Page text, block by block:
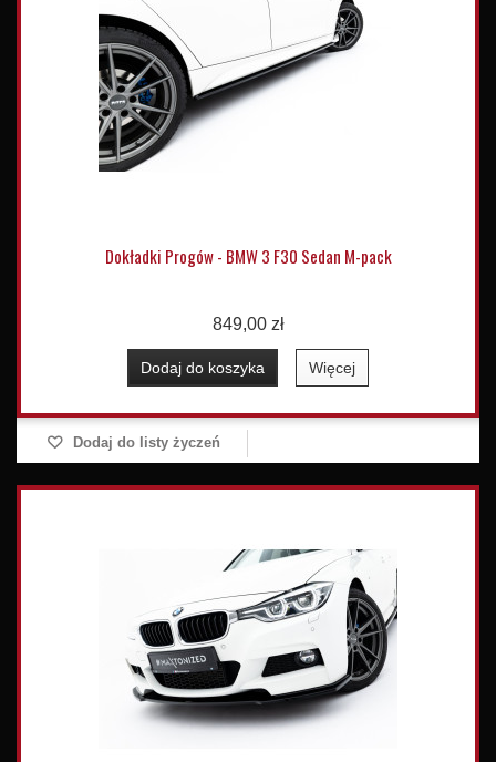
Dokładki Progów - BMW 3 F30 Sedan M-pack
849,00 zł
Dodaj do koszyka Więcej
Dodaj do listy życzeń